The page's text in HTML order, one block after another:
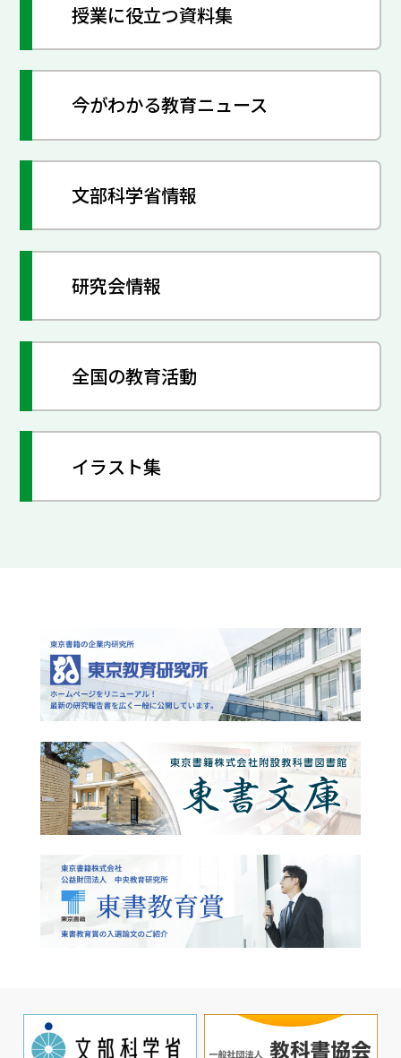
授業に役立つ資料集
今がわかる教育ニュース
文部科学省情報
研究会情報
全国の教育活動
イラスト集